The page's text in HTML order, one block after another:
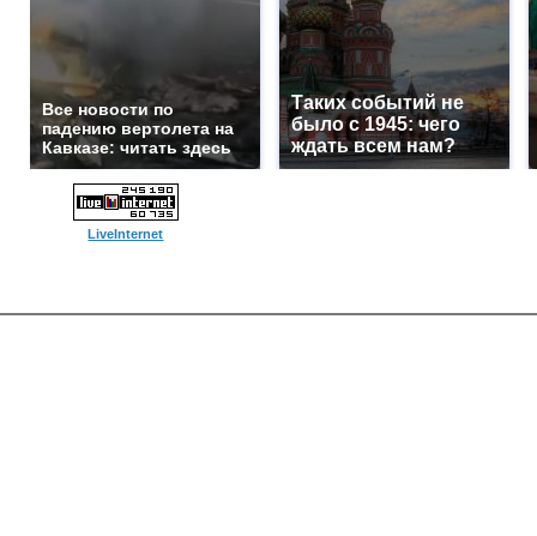
Все новости по
падению вертолета на
Кавказе: читать здесь
Таких событий не
было с 1945: чего
ждать всем нам?
LiveInternet